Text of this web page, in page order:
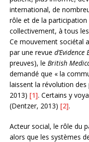
international, de
rôle et de la
collectivement, à tous
Ce mouvement sociétal
par une revue
preuves), le British
demandé que « la
laissent la révolution
2013) [1]. Certains y
(Dentzer, 2013) [2].
Acteur social, le rôle du
alors que les systèmes